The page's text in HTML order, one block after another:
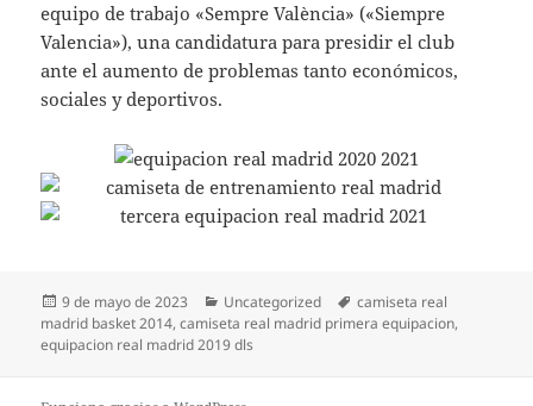
equipo de trabajo «Sempre València» («Siempre
Valencia»), una candidatura para presidir el club
ante el aumento de problemas tanto económicos,
sociales y deportivos.
Publicado
el
9 de mayo de 2023 Categorías
Uncategorized Etiquetas
camiseta real
madrid basket 2014,camiseta real madrid primera equipacion,
equipacion real madrid 2019 dls